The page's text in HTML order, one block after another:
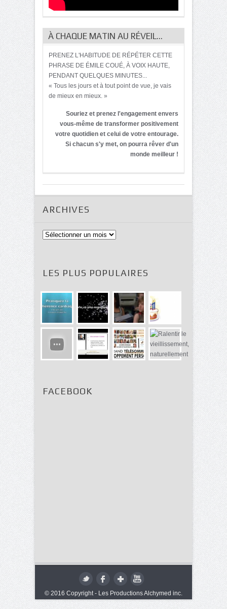
À CHAQUE MATIN AU RÉVEIL…
PRENEZ L'HABITUDE DE RÉPÉTER CETTE
PHRASE DE ÉMILE COUÉ, À VOIX HAUTE,
PENDANT QUELQUES MINUTES...
« Tous les jours et à tout point de vue, je vais
de mieux en mieux. »
Souriez et prenez l'engagement envers
vous-même de transformer positivement
votre quotidien et celui de votre entourage.
Si chacun s'y met, on pourra rêver d'un
monde meilleur !
ARCHIVES
Archives
LES PLUS POPULAIRES
FACEBOOK
© 2016 Copyright - Les Productions Alchymed inc.